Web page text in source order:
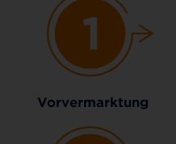
Vorvermarktung